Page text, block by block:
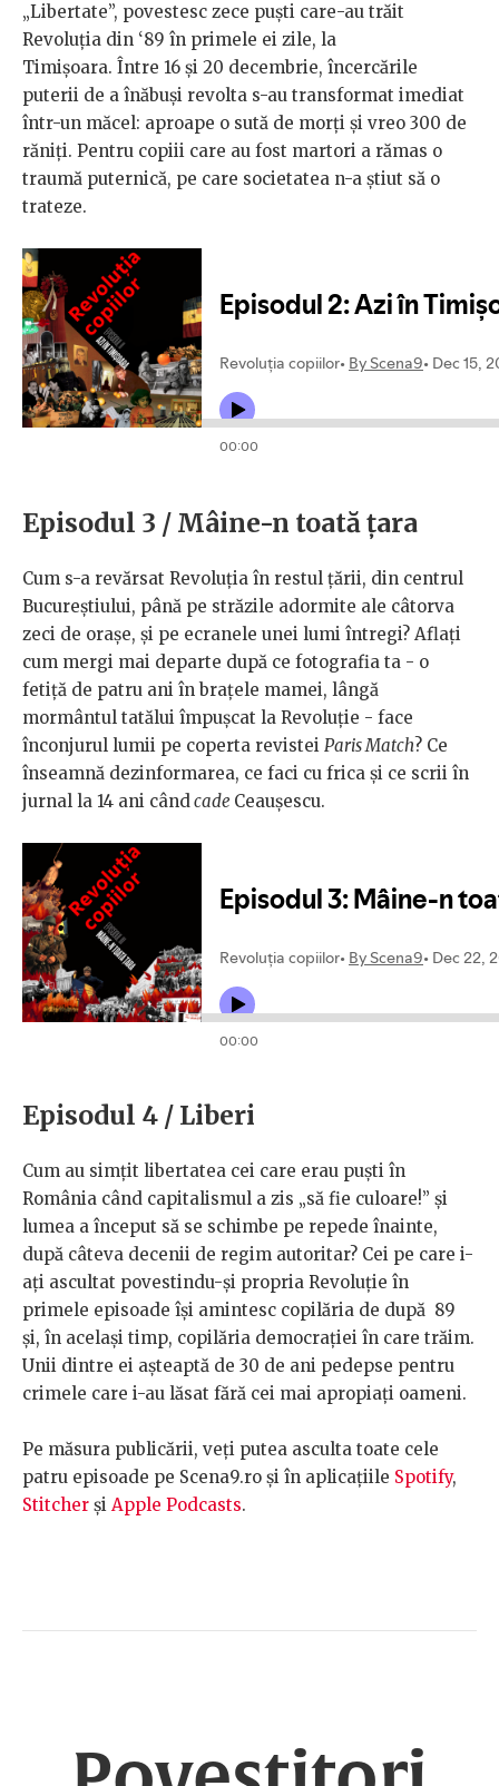
„Libertate”, povestesc zece puști care-au trăit
Revoluția din ‘89 în primele ei zile, la
Timișoara. Între 16 și 20 decembrie, încercările
puterii de a înăbuși revolta s-au transformat imediat
într-un măcel: aproape o sută de morți și vreo 300 de
răniți. Pentru copiii care au fost martori a rămas o
traumă puternică, pe care societatea n-a știut să o
trateze.
Episodul 3 / Mâine-n toată țara
Cum s-a revărsat Revoluția în restul țării, din centrul
Bucureștiului, până pe străzile adormite ale câtorva
zeci de orașe, și pe ecranele unei lumi întregi? Aflați
cum mergi mai departe după ce fotografia ta - o
fetiță de patru ani în brațele mamei, lângă
mormântul tatălui împușcat la Revoluție - face
înconjurul lumii pe coperta revistei Paris Match? Ce
înseamnă dezinformarea, ce faci cu frica și ce scrii în
jurnal la 14 ani cândcade Ceaușescu.
Episodul 4 / Liberi
Cum au simțit libertatea cei care erau puști în
România când capitalismul a zis „să fie culoare!” și
lumea a început să se schimbe pe repede înainte,
după câteva decenii de regim autoritar? Cei pe care i-
ați ascultat povestindu-și propria Revoluție în
primele episoade își amintesc copilăria de după 89
și, în același timp, copilăria democrației în care trăim.
Unii dintre ei așteaptă de 30 de ani pedepse pentru
crimele care i-au lăsat fără cei mai apropiați oameni.
Pe măsura publicării, veți putea asculta toate cele
patru episoade pe Scena9.ro și în aplicațiile Spotify,
Stitcher și Apple Podcasts.